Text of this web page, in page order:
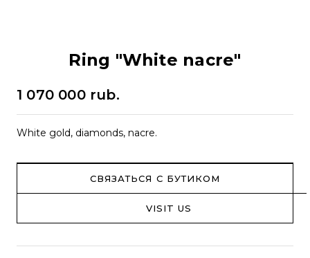
Ring "White nacre"
1 070 000 rub.
White gold, diamonds, nacre.
СВЯЗАТЬСЯ С БУТИКОМ
VISIT US